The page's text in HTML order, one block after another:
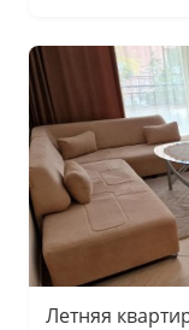
Летняя